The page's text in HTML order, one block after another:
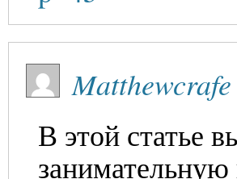
Matthewcrafe
В этой статье